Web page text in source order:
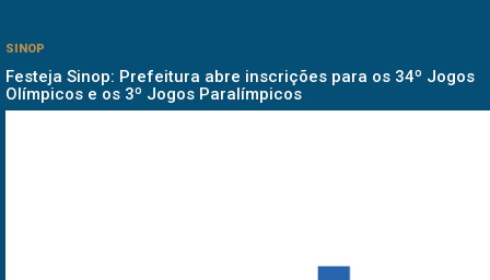
SINOP
Festeja Sinop: Prefeitura abre inscrições para os 34º Jogos
Olímpicos e os 3º Jogos Paralímpicos